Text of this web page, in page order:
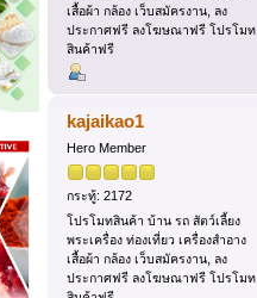
เสื้อผ้า กล้อง เว็บสมัครงาน, ลง
ประกาศฟรี ลงโฆษณาฟรี โปรโมท
สินค้าฟรี
kajaikao1
Hero Member
กระทู้: 2172
โปรโมทสินค้า บ้าน รถ สัตว์เลี้ยง
พระเครื่อง ท่องเที่ยว เครื่องสำอาง
เสื้อผ้า กล้อง เว็บสมัครงาน, ลง
ประกาศฟรี ลงโฆษณาฟรี โปรโมท